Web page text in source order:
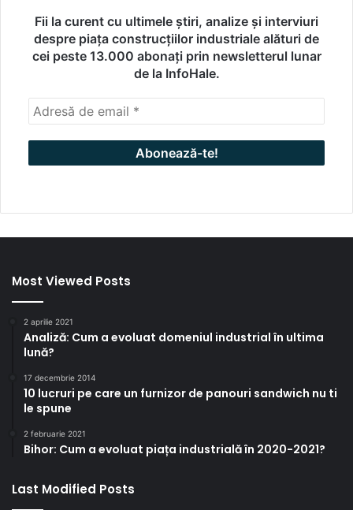
Fii la curent cu ultimele știri, analize și interviuri
despre piața construcțiilor industriale alături de
cei peste 13.000 abonați prin newsletterul lunar
de la InfoHale.
Most Viewed Posts
2 aprilie 2021
Analiză: Cum a evoluat domeniul industrial în ultima
lună?
17 decembrie 2014
10 lucruri pe care un furnizor de panouri sandwich nu ti
le spune
2 februarie 2021
Bihor: Cum a evoluat piața industrială în 2020-2021?
Last Modified Posts